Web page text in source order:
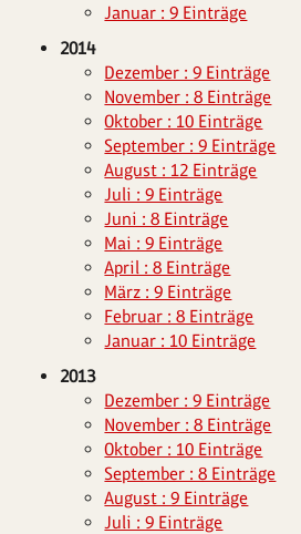
Januar : 9 Einträge
2014
Dezember : 9 Einträge
November : 8 Einträge
Oktober : 10 Einträge
September : 9 Einträge
August : 12 Einträge
Juli : 9 Einträge
Juni : 8 Einträge
Mai : 9 Einträge
April : 8 Einträge
März : 9 Einträge
Februar : 8 Einträge
Januar : 10 Einträge
2013
Dezember : 9 Einträge
November : 8 Einträge
Oktober : 10 Einträge
September : 8 Einträge
August : 9 Einträge
Juli : 9 Einträge